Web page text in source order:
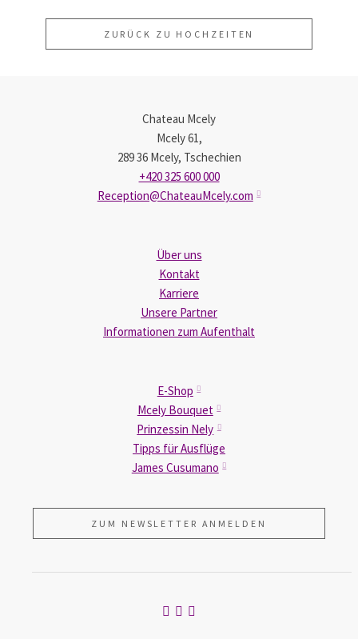
ZURÜCK ZU HOCHZEITEN
Chateau Mcely
Mcely 61,
289 36 Mcely, Tschechien
+420 325 600 000
Reception@ChateauMcely.com
Über uns
Kontakt
Karriere
Unsere Partner
Informationen zum Aufenthalt
E-Shop
Mcely Bouquet
Prinzessin Nely
Tipps für Ausflüge
James Cusumano
ZUM NEWSLETTER ANMELDEN